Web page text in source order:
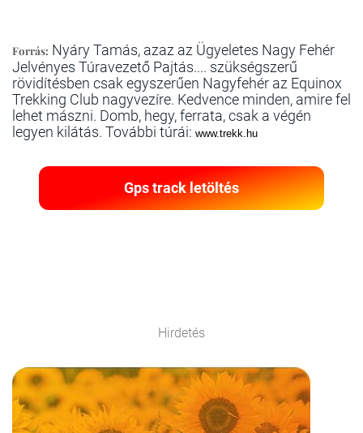
Forrás: Nyáry Tamás, azaz az Ügyeletes Nagy Fehér
Jelvényes Túravezető Pajtás.... szükségszerű
rövidítésben csak egyszerűen Nagyfehér az Equinox
Trekking Club nagyvezíre. Kedvence minden, amire fel
lehet mászni. Domb, hegy, ferrata, csak a végén
legyen kilátás. További túrái: www.trekk.hu
Gps track letöltés
Hirdetés